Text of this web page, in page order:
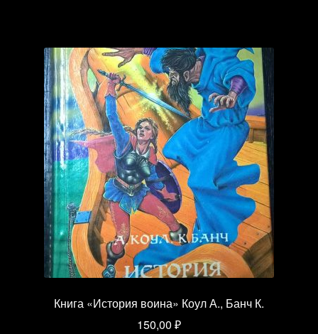
Книга «История воина» Коул А., Банч К.
150,00 ₽